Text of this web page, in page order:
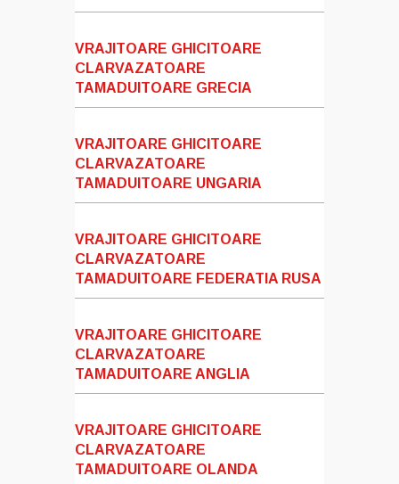
VRAJITOARE GHICITOARE
CLARVAZATOARE
TAMADUITOARE GRECIA
VRAJITOARE GHICITOARE
CLARVAZATOARE
TAMADUITOARE UNGARIA
VRAJITOARE GHICITOARE
CLARVAZATOARE
TAMADUITOARE FEDERATIA RUSA
VRAJITOARE GHICITOARE
CLARVAZATOARE
TAMADUITOARE ANGLIA
VRAJITOARE GHICITOARE
CLARVAZATOARE
TAMADUITOARE OLANDA